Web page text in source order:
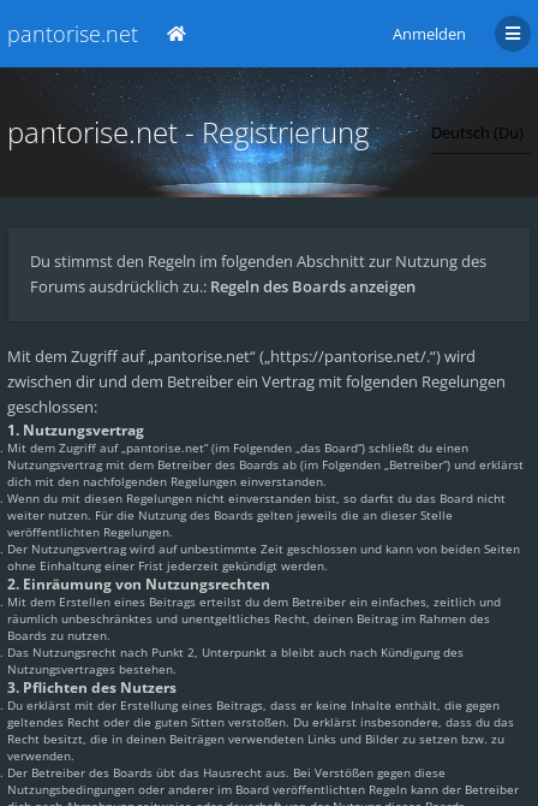
pantorise.net Anmelden
pantorise.net - Registrierung
Du stimmst den Regeln im folgenden Abschnitt zur Nutzung des
Forums ausdrücklich zu.: Regeln des Boards anzeigen
Mit dem Zugriff auf „pantorise.net“ („https://pantorise.net/.“) wird
zwischen dir und dem Betreiber ein Vertrag mit folgenden Regelungen
geschlossen:
1. Nutzungsvertrag
Mit dem Zugriff auf „pantorise.net“ (im Folgenden „das Board“) schließt du einen
Nutzungsvertrag mit dem Betreiber des Boards ab (im Folgenden „Betreiber“) und erklärst
dich mit den nachfolgenden Regelungen einverstanden.
Wenn du mit diesen Regelungen nicht einverstanden bist, so darfst du das Board nicht
weiter nutzen. Für die Nutzung des Boards gelten jeweils die an dieser Stelle
veröffentlichten Regelungen.
Der Nutzungsvertrag wird auf unbestimmte Zeit geschlossen und kann von beiden Seiten
ohne Einhaltung einer Frist jederzeit gekündigt werden.
2. Einräumung von Nutzungsrechten
Mit dem Erstellen eines Beitrags erteilst du dem Betreiber ein einfaches, zeitlich und
räumlich unbeschränktes und unentgeltliches Recht, deinen Beitrag im Rahmen des
Boards zu nutzen.
Das Nutzungsrecht nach Punkt 2, Unterpunkt a bleibt auch nach Kündigung des
Nutzungsvertrages bestehen.
3. Pflichten des Nutzers
Du erklärst mit der Erstellung eines Beitrags, dass er keine Inhalte enthält, die gegen
geltendes Recht oder die guten Sitten verstoßen. Du erklärst insbesondere, dass du das
Recht besitzt, die in deinen Beiträgen verwendeten Links und Bilder zu setzen bzw. zu
verwenden.
Der Betreiber des Boards übt das Hausrecht aus. Bei Verstößen gegen diese
Nutzungsbedingungen oder anderer im Board veröffentlichten Regeln kann der Betreiber